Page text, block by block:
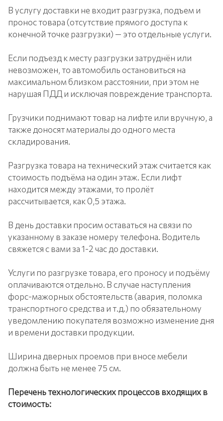
В услугу доставки не входит разгрузка, подъем и
пронос товара (отсутствие прямого доступа к
конечной точке разгрузки) — это отдельные услуги.
Если подъезд к месту разгрузки затруднён или
невозможен, то автомобиль остановиться на
максимальном близком расстоянии, при этом не
нарушая ПДД и исключая повреждение транспорта.
Грузчики поднимают товар на лифте или вручную, а
также доносят материалы до одного места
складирования.
Разгрузка товара на технический этаж считается как
стоимость подъёма на один этаж. Если лифт
находится между этажами, то пролёт
рассчитывается, как 0,5 этажа.
В день доставки просим оставаться на связи по
указанному в заказе номеру телефона. Водитель
свяжется с вами за 1-2 час до доставки.
Услуги по разгрузке товара, его проносу и подъёму
оплачиваются отдельно. В случае наступления
форс-мажорных обстоятельств (авария, поломка
транспортного средства и т.д.) по обязательному
уведомлению покупателя возможно изменение дня
и времени доставки продукции.
Ширина дверных проемов при вносе мебели
должна быть не менее 75 см.
Перечень технологических процессов входящих в
стоимость: